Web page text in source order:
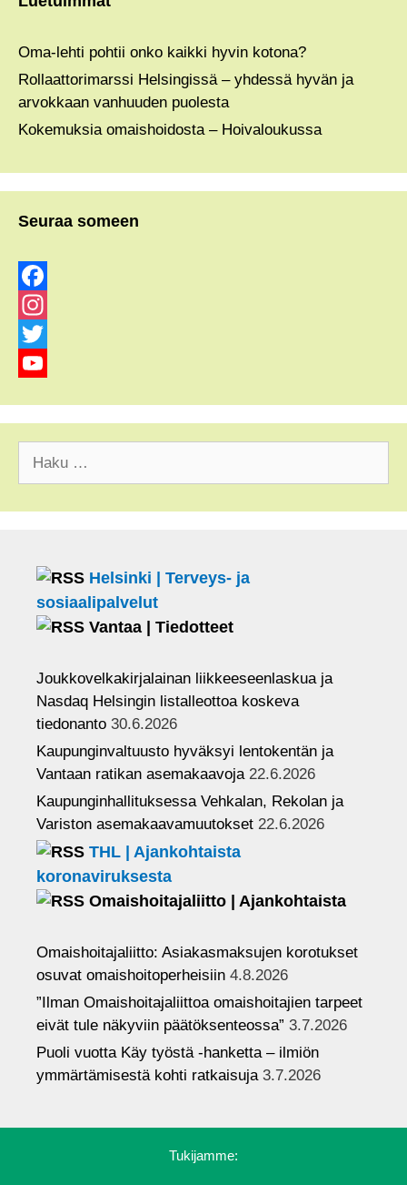
Oma-lehti pohtii onko kaikki hyvin kotona?
Rollaattorimarssi Helsingissä – yhdessä hyvän ja
arvokkaan vanhuuden puolesta
Kokemuksia omaishoidosta – Hoivaloukussa
Seuraa someen
F
a
c
b
k
n
t
r
T
i
e
o
u
Helsinki | Terveys- ja
sosiaalipalvelut
Vantaa | Tiedotteet
Joukkovelkakirjalainan liikkeeseenlaskua ja
Nasdaq Helsingin listalleottoa koskeva
tiedonanto 30.6.2026
Kaupunginvaltuusto hyväksyi lentokentän ja
Vantaan ratikan asemakaavoja 22.6.2026
Kaupunginhallituksessa Vehkalan, Rekolan ja
Variston asemakaavamuutokset 22.6.2026
THL | Ajankohtaista
koronaviruksesta
Omaishoitajaliitto | Ajankohtaista
Omaishoitajaliitto: Asiakasmaksujen korotukset
osuvat omaishoitoperheisiin 4.8.2026
”Ilman Omaishoitajaliittoa omaishoitajien tarpeet
eivät tule näkyviin päätöksenteossa” 3.7.2026
Puoli vuotta Käy työstä -hanketta – ilmiön
ymmärtämisestä kohti ratkaisuja 3.7.2026
Tukijamme: